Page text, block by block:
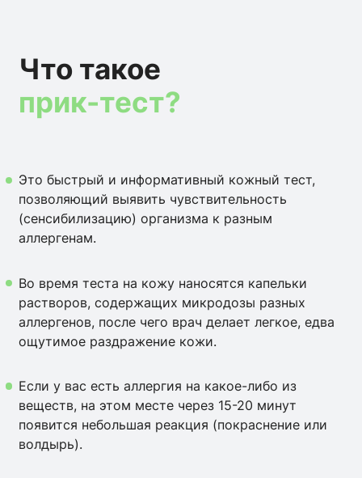
Что такое
прик-тест?
Это быстрый и информативный кожный тест,
позволяющий выявить чувствительность
(сенсибилизацию) организма к разным
аллергенам.
Во время теста на кожу наносятся капельки
растворов, содержащих микродозы разных
аллергенов, после чего врач делает легкое, едва
ощутимое раздражение кожи.
Если у вас есть аллергия на какое-либо из
веществ, на этом месте через 15-20 минут
появится небольшая реакция (покраснение или
волдырь).